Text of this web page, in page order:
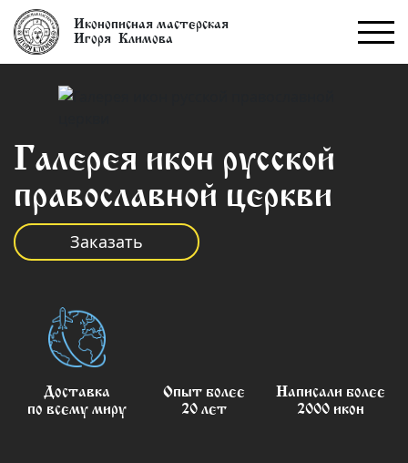
Иконописная мастерская
Игоря Климова
Галерея икон русской
православной церкви
Заказать
Доставка
по всему миру
Опыт более
20 лет
Написали более
2000 икон